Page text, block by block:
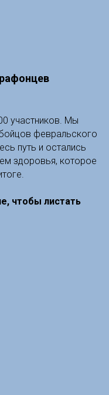
участников. Мы
февральского
путь и остались
здоровья, которое
чтобы листать